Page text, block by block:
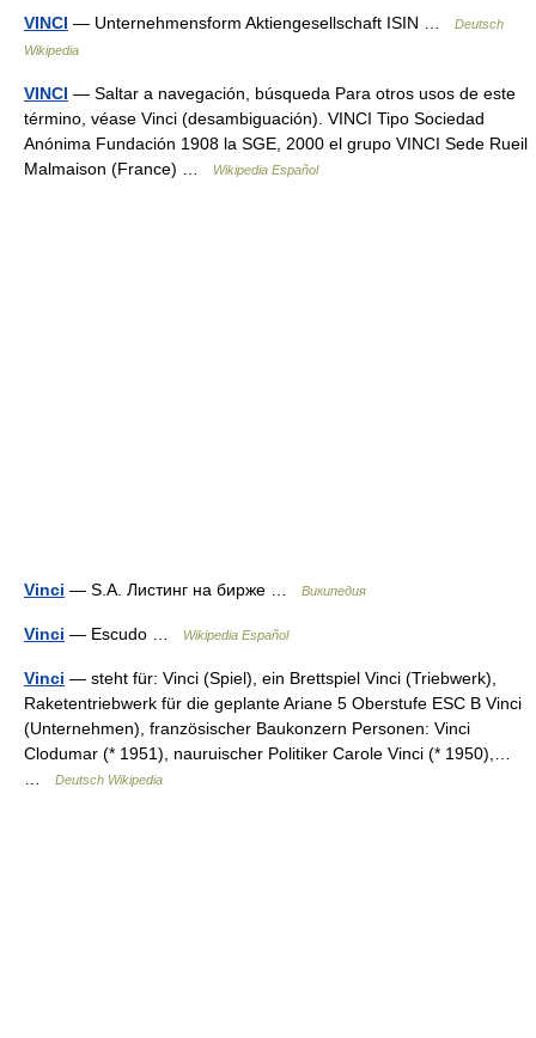
VINCI — Unternehmensform Aktiengesellschaft ISIN …
Deutsch
Wikipedia
VINCI — Saltar a navegación, búsqueda Para otros usos de este
término, véase Vinci (desambiguación). VINCI Tipo Sociedad
Anónima Fundación 1908 la SGE, 2000 el grupo VINCI Sede Rueil
Malmaison (France) …
Wikipedia Español
Vinci — S.A. Листинг на бирже … Википедия
Vinci — Escudo … Wikipedia Español
Vinci — steht für: Vinci (Spiel), ein Brettspiel Vinci (Triebwerk),
Raketentriebwerk für die geplante Ariane 5 Oberstufe ESC B Vinci
(Unternehmen), französischer Baukonzern Personen: Vinci
Clodumar (* 1951), nauruischer Politiker Carole Vinci (* 1950),…
Deutsch Wikipedia